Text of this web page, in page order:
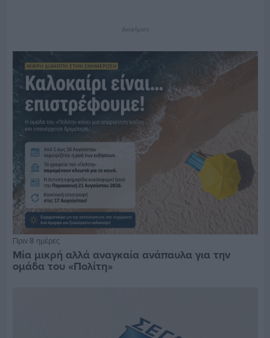
Διαφήμιση
Πριν 8 ημέρες
Μία μικρή αλλά αναγκαία ανάπαυλα για την
ομάδα του «Πολίτη»